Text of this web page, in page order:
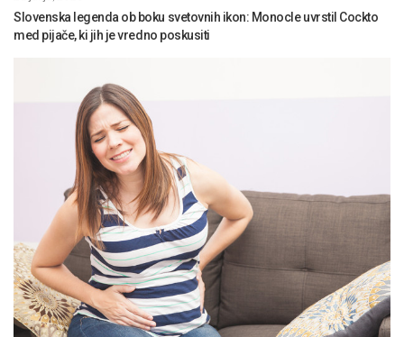
Slovenska legenda ob boku svetovnih ikon: Monocle uvrstil Cockto
med pijače, ki jih je vredno poskusiti